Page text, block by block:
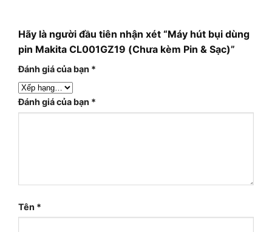
Hãy là người đầu tiên nhận xét “Máy hút bụi dùng
pin Makita CL001GZ19 (Chưa kèm Pin & Sạc)”
Đánh giá của bạn *
Đánh giá của bạn *
Tên *